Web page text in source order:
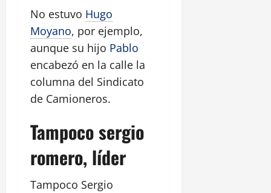
No estuvo Hugo
Moyano, por ejemplo,
aunque su hijo Pablo
encabezó en la calle la
columna del Sindicato
de Camioneros.
Tampoco sergio
romero, líder
Tampoco Sergio